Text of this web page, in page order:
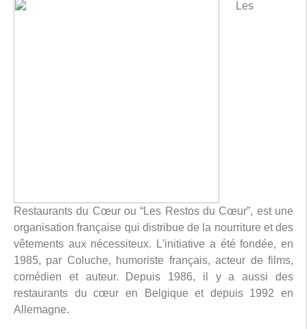
Les
Restaurants du Cœur ou “Les Restos du Cœur”, est une
organisation française qui distribue de la nourriture et des
vêtements aux nécessiteux. L'initiative a été fondée, en
1985, par Coluche, humoriste français, acteur de films,
comédien et auteur. Depuis 1986, il y a aussi des
restaurants du cœur en Belgique et depuis 1992 en
Allemagne.